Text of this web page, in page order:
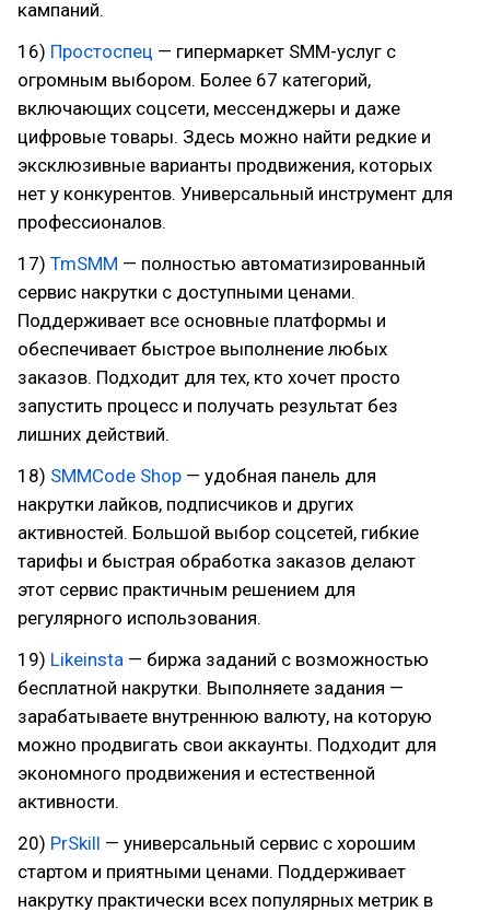
кампаний.
16) Простоспец — гипермаркет SMM-услуг с
огромным выбором. Более 67 категорий,
включающих соцсети, мессенджеры и даже
цифровые товары. Здесь можно найти редкие и
эксклюзивные варианты продвижения, которых
нет у конкурентов. Универсальный инструмент для
профессионалов.
17) TmSMM — полностью автоматизированный
сервис накрутки с доступными ценами.
Поддерживает все основные платформы и
обеспечивает быстрое выполнение любых
заказов. Подходит для тех, кто хочет просто
запустить процесс и получать результат без
лишних действий.
18) SMMCode Shop — удобная панель для
накрутки лайков, подписчиков и других
активностей. Большой выбор соцсетей, гибкие
тарифы и быстрая обработка заказов делают
этот сервис практичным решением для
регулярного использования.
19) Likeinsta — биржа заданий с возможностью
бесплатной накрутки. Выполняете задания —
зарабатываете внутреннюю валюту, на которую
можно продвигать свои аккаунты. Подходит для
экономного продвижения и естественной
активности.
20) PrSkill — универсальный сервис с хорошим
стартом и приятными ценами. Поддерживает
накрутку практически всех популярных метрик в